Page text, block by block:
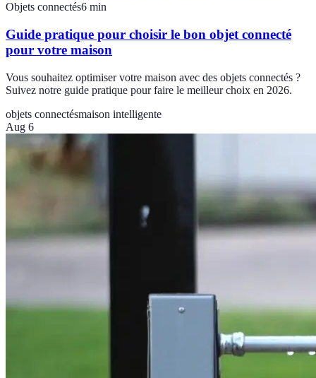
Objets connectés6 min
Guide pratique pour choisir le bon objet connecté
pour votre maison
Vous souhaitez optimiser votre maison avec des objets connectés ?
Suivez notre guide pratique pour faire le meilleur choix en 2026.
objets connectésmaison intelligente
Aug 6